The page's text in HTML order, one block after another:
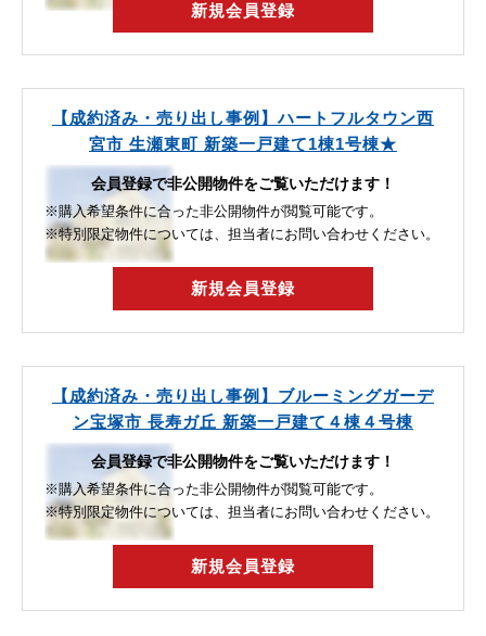
新規会員登録
【成約済み・売り出し事例】ハートフルタウン西
宮市 生瀬東町 新築一戸建て1棟1号棟★
会員登録で非公開物件をご覧いただけます！
※購入希望条件に合った非公開物件が閲覧可能です。
※特別限定物件については、担当者にお問い合わせください。
新規会員登録
【成約済み・売り出し事例】ブルーミングガーデ
ン宝塚市 長寿ガ丘 新築一戸建て４棟４号棟
会員登録で非公開物件をご覧いただけます！
※購入希望条件に合った非公開物件が閲覧可能です。
※特別限定物件については、担当者にお問い合わせください。
新規会員登録